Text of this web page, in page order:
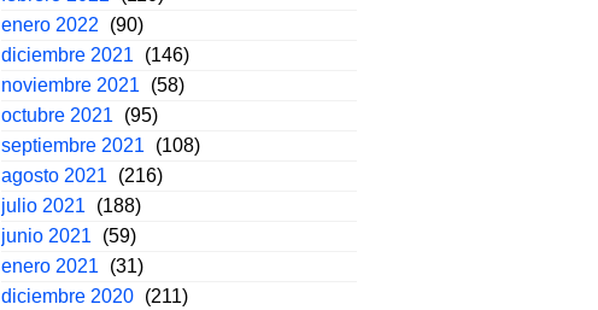
enero 2022
(90)
diciembre 2021
(146)
noviembre 2021
(58)
octubre 2021
(95)
septiembre 2021
(108)
agosto 2021
(216)
julio 2021
(188)
junio 2021
(59)
enero 2021
(31)
diciembre 2020 (211)